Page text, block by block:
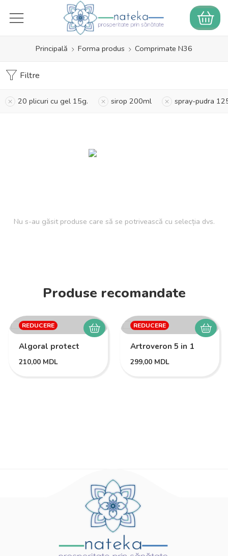
Principală Forma produs Comprimate N36
Filtre
20 plicuri cu gel 15g. sirop 200ml spray-pudra
Nu s-au găsit produse care să se potrivească cu selecția dvs.
Produse recomandate
REDUCERE
Algoral protect
210,00 MDL
REDUCERE
Artroveron 5 in 1
299,00 MDL